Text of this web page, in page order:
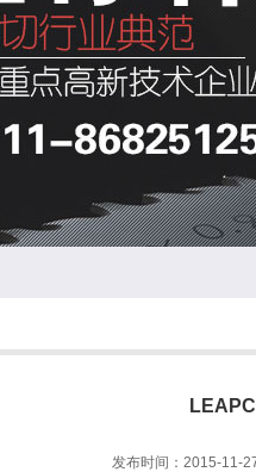
发布时间：2015-11-